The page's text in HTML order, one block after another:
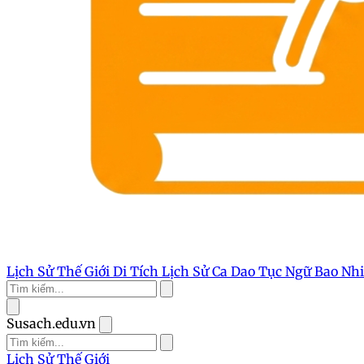
Lịch Sử Thế Giới Di Tích Lịch SửCa Dao Tục NgữBao
Susach.edu.vn
Lịch Sử Thế Giới